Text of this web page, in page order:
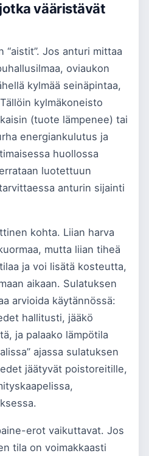
vääristävät
Jos anturi mittaa
oviaukon
kylmää seinäpintaa,
kylmäkoneisto
(tuote lämpenee) tai
energiankulutus ja
huollossa
luotettuun
anturin sijainti
kohta. Liian harva
mutta liian tiheä
ja voi lisätä kosteutta,
aikaan. Sulatuksen
arvioida käytännössä:
hallitusti, jääkö
ja palaako lämpötila
ajassa sulatuksen
jäätyvät poistoreitille,
erot vaikuttavat. Jos
tila on voimakkaasti